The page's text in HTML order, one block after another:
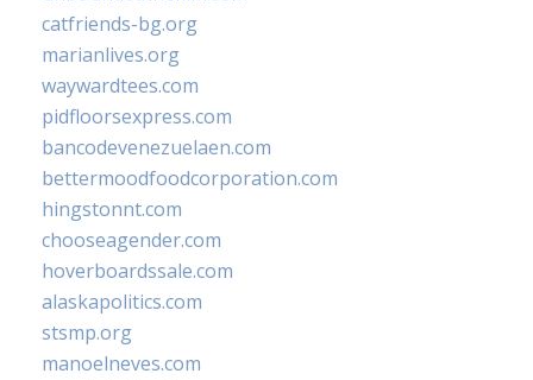
catfriends-bg.org
marianlives.org
waywardtees.com
pidfloorsexpress.com
bancodevenezuelaen.com
bettermoodfoodcorporation.com
hingstonnt.com
chooseagender.com
hoverboardssale.com
alaskapolitics.com
stsmp.org
manoelneves.com